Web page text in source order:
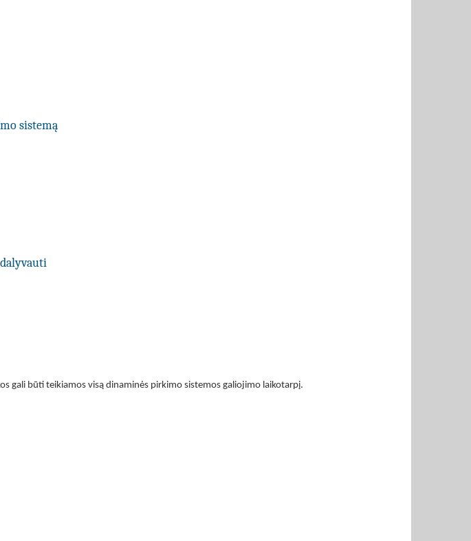
sistemą
gali būti teikiamos visą dinaminės pirkimo sistemos galiojimo laikotarpį.